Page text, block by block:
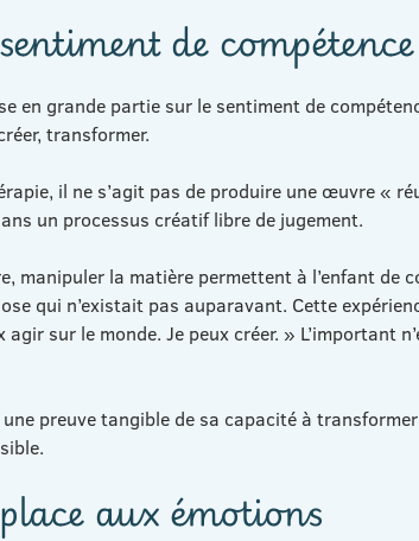
de compétence
en grande partie sur le sentiment de
transformer.
il ne s’agit pas de produire une œuvre «
un processus créatif libre de jugement.
manipuler la matière permettent à l’enfant de
qui n’existait pas auparavant. Cette
agir sur le monde. Je peux créer. » L’important
preuve tangible de sa capacité à
aux émotions